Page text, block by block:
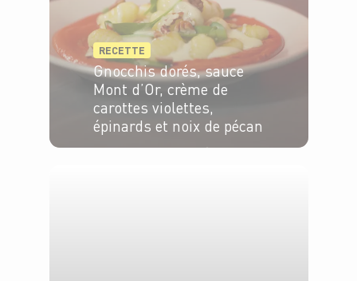
RECETTE
Gnocchis dorés, sauce
Mont d’Or, crème de
carottes violettes,
épinards et noix de pécan